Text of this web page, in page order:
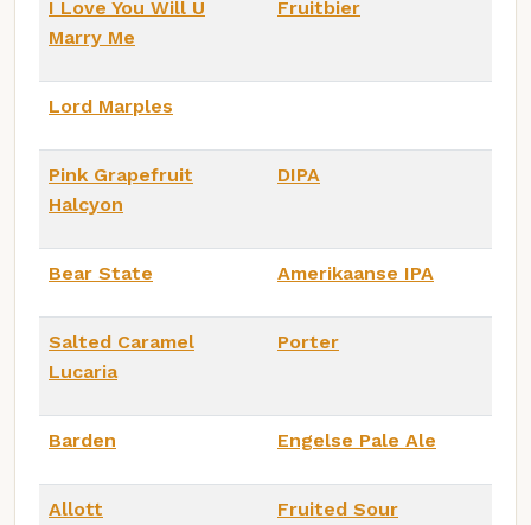
I Love You Will U
Marry Me
Fruitbier
Lord Marples
Pink Grapefruit
Halcyon
DIPA
Bear State Amerikaanse IPA
Salted Caramel
Lucaria
Porter
Barden Engelse Pale Ale
Allott Fruited Sour